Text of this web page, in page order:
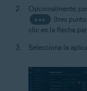
Opcionalmente,
•••
(tres
clic en la flecha
Selecciona la